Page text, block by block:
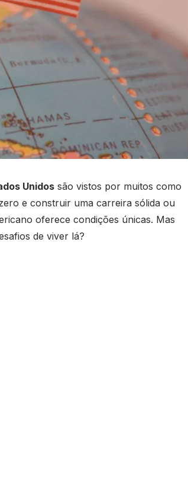
Unidos são vistos por muitos como
e construir uma carreira sólida ou
oferece condições únicas. Mas
de viver lá?